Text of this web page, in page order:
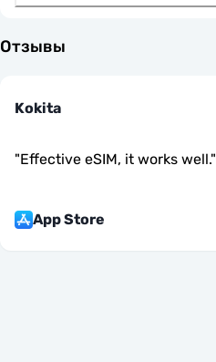
Отзывы
Kokita
"Effective eSIM, it works well."
App Store